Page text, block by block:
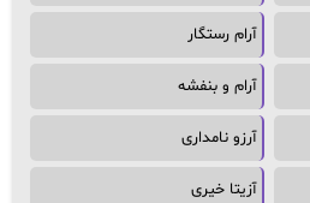
آرام رستگار
آرام و بنفشه
آرزو نامداری
آزیتا خیری